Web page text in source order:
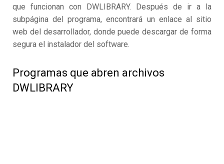
que funcionan con DWLIBRARY. Después de ir a la
subpágina del programa, encontrará un enlace al sitio
web del desarrollador, donde puede descargar de forma
segura el instalador del software.
Programas que abren archivos
DWLIBRARY